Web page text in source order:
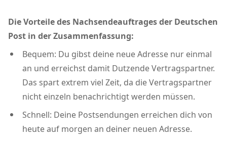
Die Vorteile des Nachsendeauftrages der Deutschen
Post in der Zusammenfassung:
Bequem: Du gibst deine neue Adresse nur einmal
an und erreichst damit Dutzende Vertragspartner.
Das spart extrem viel Zeit, da die Vertragspartner
nicht einzeln benachrichtigt werden müssen.
Schnell: Deine Postsendungen erreichen dich von
heute auf morgen an deiner neuen Adresse.